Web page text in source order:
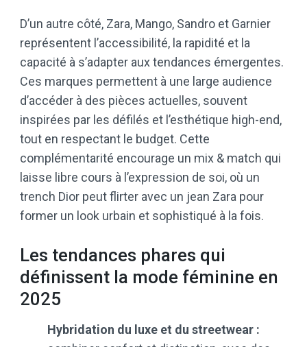
D’un autre côté, Zara, Mango, Sandro et Garnier
représentent l’accessibilité, la rapidité et la
capacité à s’adapter aux tendances émergentes.
Ces marques permettent à une large audience
d’accéder à des pièces actuelles, souvent
inspirées par les défilés et l’esthétique high-end,
tout en respectant le budget. Cette
complémentarité encourage un mix & match qui
laisse libre cours à l’expression de soi, où un
trench Dior peut flirter avec un jean Zara pour
former un look urbain et sophistiqué à la fois.
Les tendances phares qui
définissent la mode féminine en
2025
Hybridation du luxe et du streetwear :